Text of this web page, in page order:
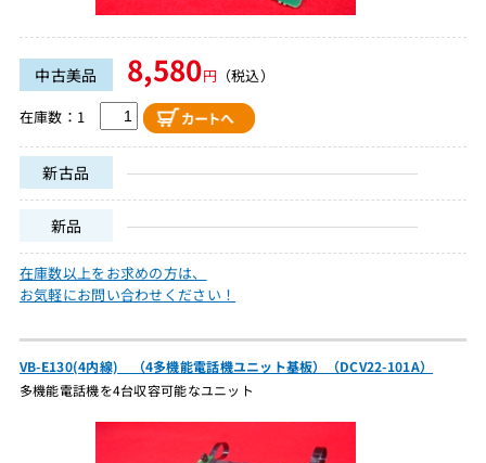
中古美品 8,580円 （税込）
在庫数：1
新古品
新品
在庫数以上をお求めの方は、
お気軽にお問い合わせください！
VB-E130(4内線) （4多機能電話機ユニット基板）（DCV22-101A）
多機能電話機を4台収容可能なユニット